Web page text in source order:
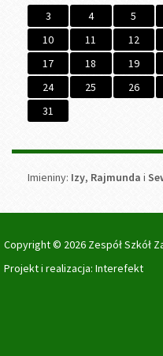
3
4 5
10
11 12
17
18 19
24
25 26
31
Imieniny
Imieniny: Izy, Rajmunda i
Copyright © 2026 Zespół Szkół
Projekt i realizacja: Interefekt